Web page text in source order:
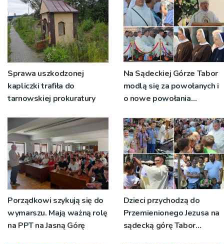
Sprawa uszkodzonej
kapliczki trafiła do
tarnowskiej prokuratury
Na Sądeckiej Górze Tabor
modlą się za powołanych i
o nowe powołania
Porządkowi szykują się do
wymarszu. Mają ważną rolę
na PPT na Jasną Górę
Dzieci przychodzą do
Przemienionego Jezusa na
sądecką górę Tabor